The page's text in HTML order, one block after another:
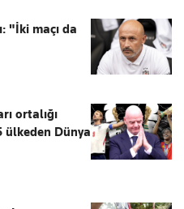
"İki maçı da
ortalığı
ülkeden Dünya